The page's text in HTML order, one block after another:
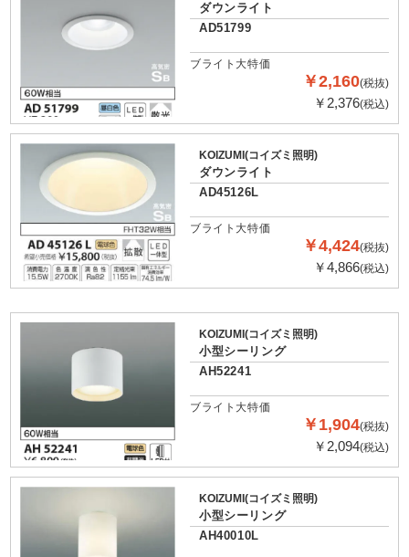
ダウンライト
AD51799
ブライト大特価
￥2,160(税抜)
￥2,376(税込)
KOIZUMI(コイズミ照明)
ダウンライト
AD45126L
ブライト大特価
￥4,424(税抜)
￥4,866(税込)
KOIZUMI(コイズミ照明)
小型シーリング
AH52241
ブライト大特価
￥1,904(税抜)
￥2,094(税込)
KOIZUMI(コイズミ照明)
小型シーリング
AH40010L